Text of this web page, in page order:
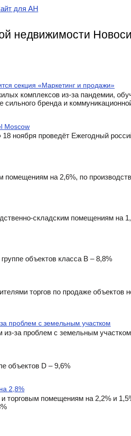
для АН
недвижимости
секция «Маркетинг и продажи»
комплексов из-за пандемии,
бренда и
Moscow
ноября проведёт Ежегодный
на 2,6%, по
складским помещениям на
объектов класса В – 8,8%
торгов по продаже объектов
проблем с земельным участком
из-за проблем с земельным участком
объектов D – 9,6%
2,8%
торговым помещениям на 2,2% и